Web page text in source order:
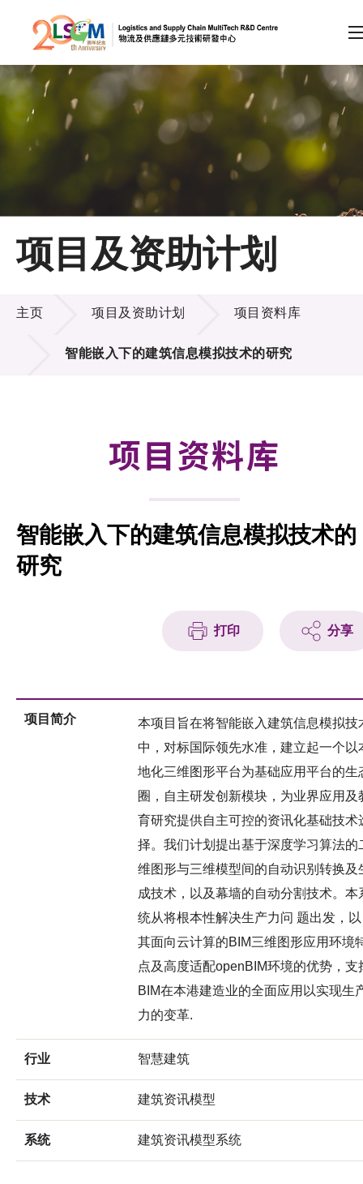
跳到内容（按回车键）
会员登录
A A EN 繁 简
主页
关于LSCM
技术商品化
项目及资助计划
资助计划
项目资料库
会籍
项目及资助计划
项目及资助计划
主页 项目及资助计划 项目资料库
智能嵌入下的建筑信息模拟技术的研究
项目资料库
智能嵌入下的建筑信息模拟技术的
研究
打印 分享
项目简介
本项目旨在将智能嵌入建筑信息模拟技
中，对标国际领先水准，建立起一个以
地化三维图形平台为基础应用平台的生
圈，自主研发创新模块，为业界应用及
育研究提供自主可控的资讯化基础技术
择。我们计划提出基于深度学习算法的
维图形与三维模型间的自动识别转换及
成技术，以及幕墙的自动分割技术。本
统从将根本性解决生产力问 题出发，以
其面向云计算的BIM三维图形应用环境
点及高度适配openBIM环境的优势，支
BIM在本港建造业的全面应用以实现生
力的变革.
行业 智慧建筑
技术 建筑资讯模型
系统 建筑资讯模型系统